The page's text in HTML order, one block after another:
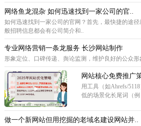
网络鱼龙混杂 如何迅速找到一家公司的官..
如何迅速找到一家公司的官网？首先，最快捷的途
般招聘信息都会有公司简介和..
专业网络营销一条龙服务 长沙网站制作
形象定位、口碑传递、舆论监测，维护良好的公众形
网站核心免费推广
用工具（如Ahrefs/
低的场景化长尾词（例
做一个新网站但用挖掘的老域名建设网站并..